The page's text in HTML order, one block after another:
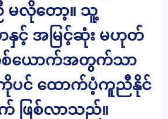
လိုတော့။ သူ့
င့် အမြင့်ဆုံး မဟုတ်
စ်ယောက်အတွက်သာ
ကိုပင် ထောက်ပံ့ကူညီနိုင်
ဖြစ်လာသည်။